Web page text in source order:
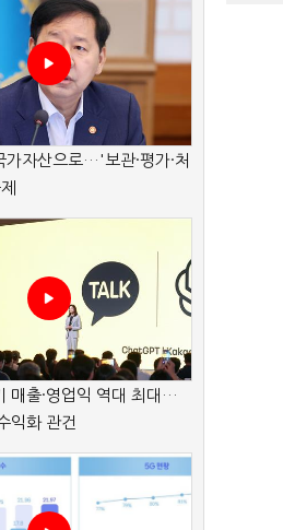
가자산으로…'보관·평가·처
매출·영업익 역대 최대…
익화 관건